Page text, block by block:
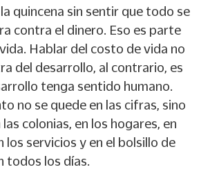
la quincena sin sentir que todo se
contra el dinero. Eso es parte
Hablar del costo de vida no
del desarrollo, al contrario, es
tenga sentido humano.
no se quede en las cifras, sino
colonias, en los hogares, en
los servicios y en el bolsillo de
todos los días.